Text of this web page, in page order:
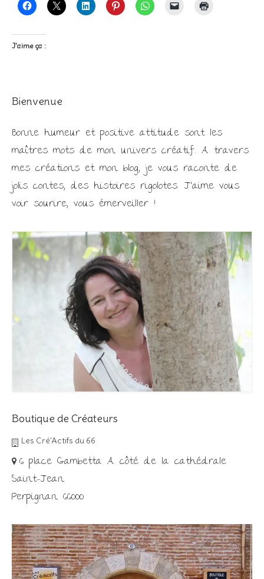
J’aime ça :
Bienvenue
Bonne humeur et positive attitude sont les
maîtres mots de mon univers créatif. A travers
mes créations et mon blog, je vous raconte de
jolis contes, des histoires rigolotes. J'aime vous
voir sourire, vous émerveiller !
Boutique de Créateurs
Les Cré'Actifs du 66
6 place Gambetta A côté de la cathédrale
Saint-Jean
Perpignan 66000